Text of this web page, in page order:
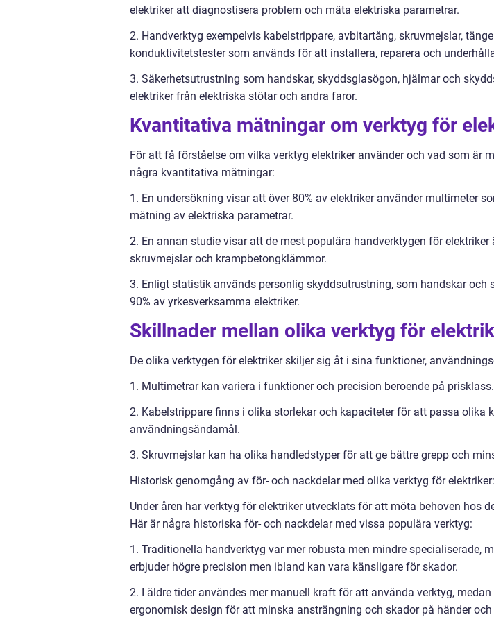
elektriker att diagnostisera problem och mäta elektriska parametrar.
2. Handverktyg exempelvis kabelstrippare, avbitartång, skruvmejslar,
konduktivitetstester som används för att installera, reparera och
3. Säkerhetsutrustning som handskar, skyddsglasögon, hjälmar och
elektriker från elektriska stötar och andra faror.
Kvantitativa mätningar om verktyg för
För att få förståelse om vilka verktyg elektriker använder och vad som är
några kvantitativa mätningar:
1. En undersökning visar att över 80% av elektriker använder multimeter
mätning av elektriska parametrar.
2. En annan studie visar att de mest populära handverktygen för elektriker
skruvmejslar och krampbetongklämmor.
3. Enligt statistik används personlig skyddsutrustning, som handskar och
90% av yrkesverksamma elektriker.
Skillnader mellan olika verktyg för
De olika verktygen för elektriker skiljer sig åt i sina funktioner,
1. Multimetrar kan variera i funktioner och precision beroende på prisklass.
2. Kabelstrippare finns i olika storlekar och kapaciteter för att passa olika
användningsändamål.
3. Skruvmejslar kan ha olika handledstyper för att ge bättre grepp och
Historisk genomgång av för- och nackdelar med olika verktyg för elektriker:
Under åren har verktyg för elektriker utvecklats för att möta behoven hos
Här är några historiska för- och nackdelar med vissa populära verktyg:
1. Traditionella handverktyg var mer robusta men mindre specialiserade,
erbjuder högre precision men ibland kan vara känsligare för skador.
2. I äldre tider användes mer manuell kraft för att använda verktyg,
ergonomisk design för att minska ansträngning och skador på händer och